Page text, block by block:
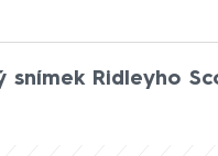
snímek Ridleyho